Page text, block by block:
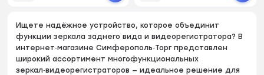
Ищете надёжное устройство, которое объединит
функции зеркала заднего вида и видеорегистратора? В
интернет‑магазине Симферополь‑Торг представлен
широкий ассортимент многофункциональных
зеркал‑видеорегистраторов — идеальное решение для